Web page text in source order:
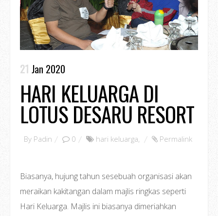
21 Jan 2020
HARI KELUARGA DI
LOTUS DESARU RESORT
By Padin 0 hari keluarga, Permalink
Biasanya, hujung tahun sesebuah organisasi akan
meraikan kakitangan dalam majlis ringkas seperti
Hari Keluarga. Majlis ini biasanya dimeriahkan